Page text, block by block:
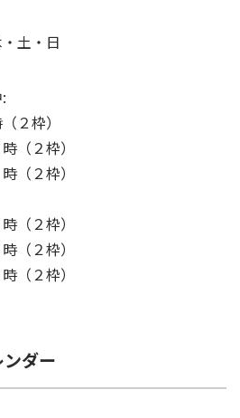
土・日
中:
２枠）
（２枠）
時（２枠）
:
（２枠）
（２枠）
時（２枠）
ダー